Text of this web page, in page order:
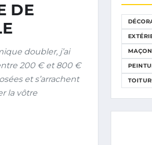
DE
doubler, j’ai
200 € et 800 €
et s’arrachent
la vôtre